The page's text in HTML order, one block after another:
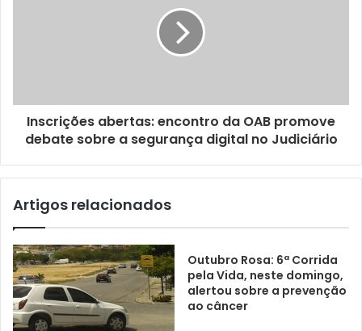
Inscrições abertas: encontro da OAB promove
debate sobre a segurança digital no Judiciário
Artigos relacionados
Outubro Rosa: 6ª Corrida
pela Vida, neste domingo,
alertou sobre a prevenção
ao câncer